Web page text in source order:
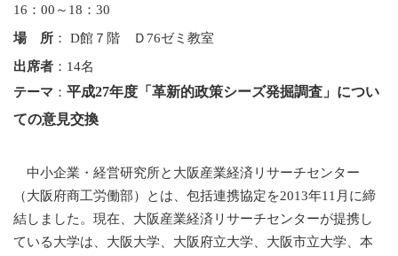
16 ： 00 ～ 18 ： 30
場 所 ： D館７階 Ｄ 76ゼミ教室
出席者 ： 14名
テーマ ： 平成27年度「革新的政策シーズ発掘調査」につい
ての意見交換
中小企業・経営研究所と大阪産業経済リサーチセンター
（大阪府商工労働部）とは、包括連携協定を2013年11 月に締
結しました。現在、大阪産業経済リサーチセンターが提携し
ている大学は、大阪大学、大阪府立大学、大阪市立大学、本